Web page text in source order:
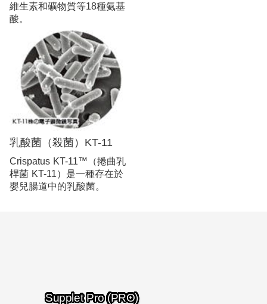
維生素和礦物質等18種氨基
酸。
乳酸菌（殺菌）KT-11
Crispatus KT-11™（捲曲乳
桿菌 KT-11）是一種存在於
嬰兒腸道中的乳酸菌。
Supplet Pro (PRO)